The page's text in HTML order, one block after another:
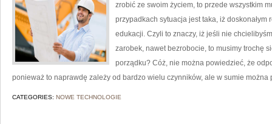
zrobić ze swoim życiem, to przede wszystkim
przypadkach sytuacja jest taka, iż
edukacji. Czyli to znaczy, iż jeśli nie
zarobek, nawet bezrobocie, to musimy trochę
porządku? Cóż, nie można powiedzieć, że
ponieważ to naprawdę zależy od bardzo wielu czynników, ale w sumie można
CATEGORIES: NOWE TECHNOLOGIE